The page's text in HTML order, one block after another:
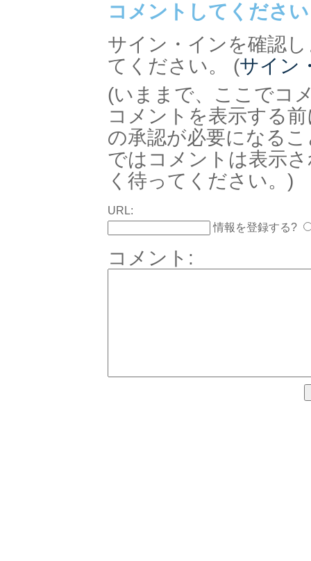
コメントしてください
サイン・インを確認
てください。 (サイン
(いままで、ここでコ
コメントを表示する
の承認が必要になる
ではコメントは表示
く待ってください。)
URL:
情報を登録する?
コメント: